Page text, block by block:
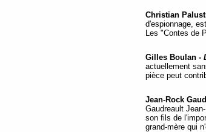
Christian
d'espionnage,
Les "Contes de
Gilles Boulan -
actuellement
pièce peut
Jean-Rock
Gaudreault
son fils de
grand-mère qui